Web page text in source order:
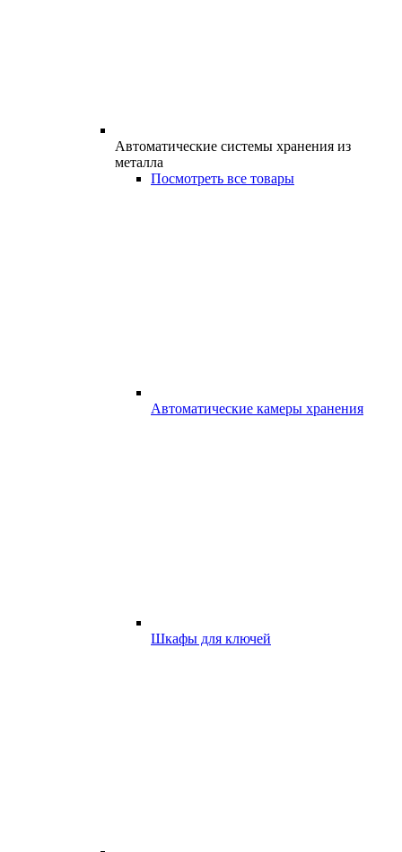
Автоматические системы хранения из
металла
Посмотреть все товары
Автоматические камеры хранения
Шкафы для ключей